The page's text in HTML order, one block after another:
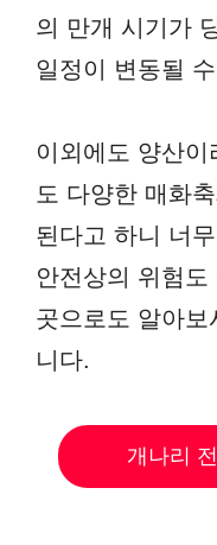
의 만개 시기가
일정이 변동될
이외에도 양산
도 다양한 매화
된다고 하니 너
안전상의 위험
곳으로도 알아
니다.
개나리